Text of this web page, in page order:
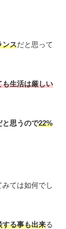
ンスだと思って
生活は厳しい
と思うので22%
ては如何でし
する事も出来る